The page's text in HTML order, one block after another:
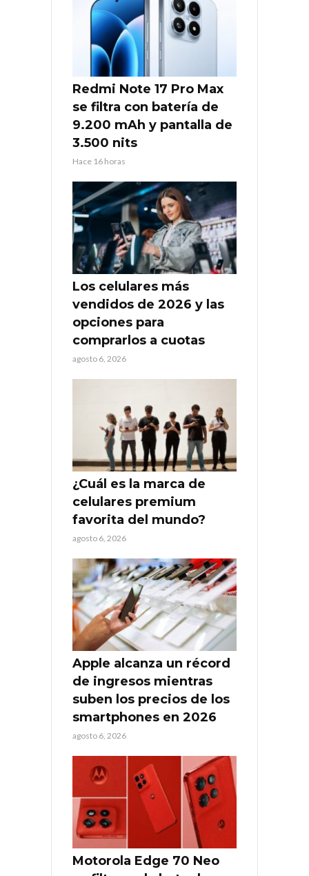
Redmi Note 17 Pro Max
se filtra con batería de
9.200 mAh y pantalla de
3.500 nits
Hace 16 horas
Los celulares más
vendidos de 2026 y las
opciones para
comprarlos a cuotas
agosto 6, 2026
¿Cuál es la marca de
celulares premium
favorita del mundo?
agosto 6, 2026
Apple alcanza un récord
de ingresos mientras
suben los precios de los
smartphones en 2026
agosto 6, 2026
Motorola Edge 70 Neo